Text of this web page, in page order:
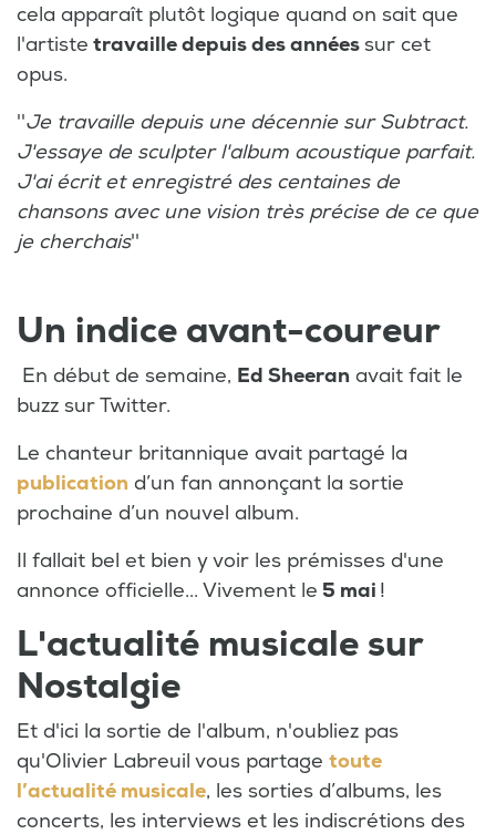
cela apparaît plutôt logique quand on sait que
l'artiste travaille depuis des annéessur cet
opus.
''Je travaille depuis une décennie sur Subtract.
J'essaye de sculpter l'album acoustique parfait.
J'ai écrit et enregistré des centaines de
chansons avec une vision très précise de ce que
je cherchais''
Un indice avant-coureur
En début de semaine, Ed Sheeran avait fait le
buzz sur Twitter.
Le chanteur britannique avait partagé la
publication d’un fan annonçant la sortie
prochaine d’un nouvel album.
Il fallait bel et bien y voir les prémisses d'une
annonce officielle... Vivement le 5 mai !
L'actualité musicale sur
Nostalgie
Et d'ici la sortie de l'album, n'oubliez pas
qu'Olivier Labreuil vous partage toute
l’actualité musicale, les sorties d’albums, les
concerts, les interviews et les indiscrétions des